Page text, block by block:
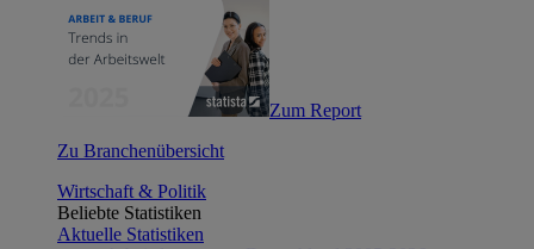
Zum Report
Zu Branchenübersicht
Wirtschaft & Politik
Beliebte Statistiken
Aktuelle Statistiken